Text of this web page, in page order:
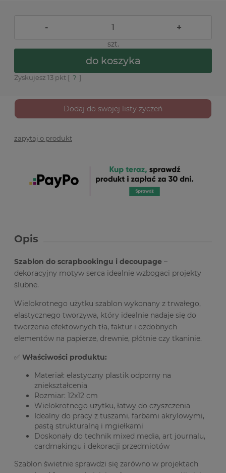
- +
szt.
do koszyka
Zyskujesz 13 pkt [ ? ]
Dodaj do swojej listy życzeń
zapytaj o produkt
Opis
Szablon do scrapbookingu i decoupage –
dekoracyjny motyw serca idealnie wzbogaci projekty
ślubne.
Wielokrotnego użytku szablon wykonany z trwałego,
elastycznego tworzywa, który idealnie nadaje się do
tworzenia efektownych tła, faktur i ozdobnych
elementów na papierze, drewnie, płótnie czy tkaninie.
✅ Właściwości produktu:
Materiał: elastyczny plastik odporny na
zniekształcenia
Rozmiar: 12x12 cm
Wielokrotnego użytku, łatwy do czyszczenia
Idealny do pracy z tuszami, farbami akrylowymi,
pastą strukturalną i mgiełkami
Doskonały do technik mixed media, art journalu,
cardmakingu i dekoracji przedmiotów
Szablon świetnie sprawdzi się zarówno w projektach